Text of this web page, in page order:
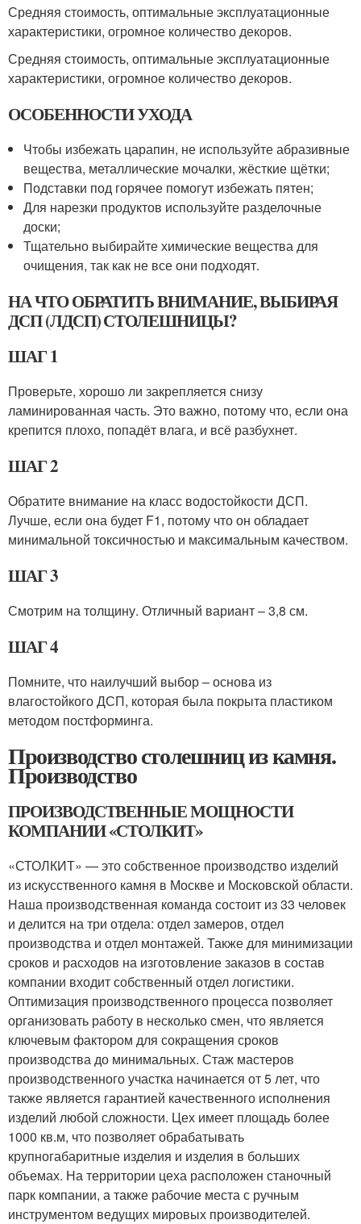
Средняя стоимость, оптимальные эксплуатационные
характеристики, огромное количество декоров.
Средняя стоимость, оптимальные эксплуатационные
характеристики, огромное количество декоров.
ОСОБЕННОСТИ УХОДА
Чтобы избежать царапин, не используйте абразивные
вещества, металлические мочалки, жёсткие щётки;
Подставки под горячее помогут избежать пятен;
Для нарезки продуктов используйте разделочные
доски;
Тщательно выбирайте химические вещества для
очищения, так как не все они подходят.
НА ЧТО ОБРАТИТЬ ВНИМАНИЕ, ВЫБИРАЯ
ДСП (ЛДСП) СТОЛЕШНИЦЫ?
ШАГ 1
Проверьте, хорошо ли закрепляется снизу
ламинированная часть. Это важно, потому что, если она
крепится плохо, попадёт влага, и всё разбухнет.
ШАГ 2
Обратите внимание на класс водостойкости ДСП.
Лучше, если она будет F1, потому что он обладает
минимальной токсичностью и максимальным качеством.
ШАГ 3
Смотрим на толщину. Отличный вариант – 3,8 см.
ШАГ 4
Помните, что наилучший выбор – основа из
влагостойкого ДСП, которая была покрыта пластиком
методом постформинга.
Производство столешниц из камня.
Производство
ПРОИЗВОДСТВЕННЫЕ МОЩНОСТИ
КОМПАНИИ «СТОЛКИТ»
«СТОЛКИТ» — это собственное производство изделий
из искусственного камня в Москве и Московской области.
Наша производственная команда состоит из 33 человек
и делится на три отдела: отдел замеров, отдел
производства и отдел монтажей. Также для минимизации
сроков и расходов на изготовление заказов в состав
компании входит собственный отдел логистики.
Оптимизация производственного процесса позволяет
организовать работу в несколько смен, что является
ключевым фактором для сокращения сроков
производства до минимальных. Стаж мастеров
производственного участка начинается от 5 лет, что
также является гарантией качественного исполнения
изделий любой сложности. Цех имеет площадь более
1000 кв.м, что позволяет обрабатывать
крупногабаритные изделия и изделия в больших
объемах. На территории цеха расположен станочный
парк компании, а также рабочие места с ручным
инструментом ведущих мировых производителей.